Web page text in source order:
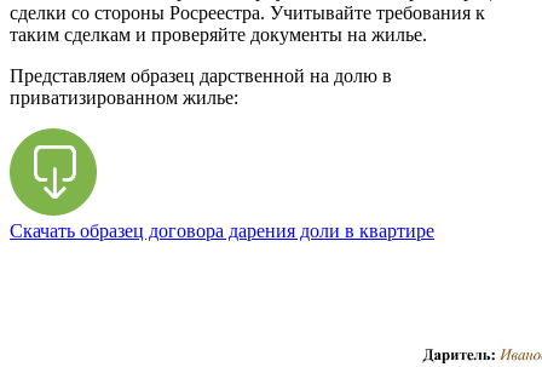
сделки со стороны Росреестра. Учитывайте требования к
таким сделкам и проверяйте документы на жилье.
Представляем образец дарственной на долю в
приватизированном жилье:
Скачать образец договора дарения доли в квартире